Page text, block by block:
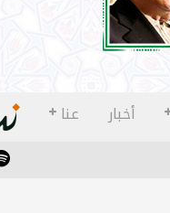
أخبار عنا